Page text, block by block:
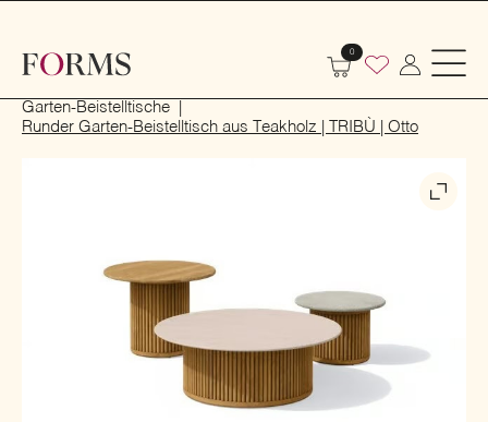
0
Garten-Beistelltische
Runder Garten-Beistelltisch aus Teakholz | TRIBÙ | Otto